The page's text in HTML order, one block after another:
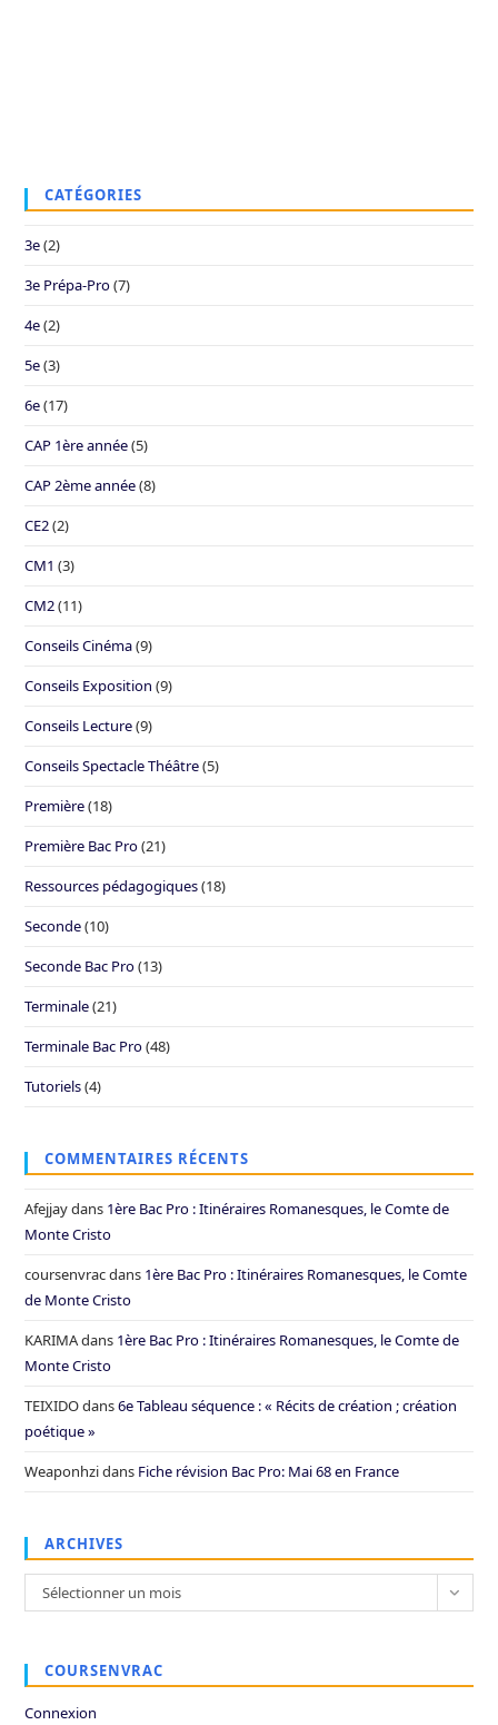
CATÉGORIES
3e(2)
3e Prépa-Pro(7)
4e(2)
5e(3)
6e(17)
CAP 1ère année(5)
CAP 2ème année(8)
CE2(2)
CM1 (3)
CM2(11)
Conseils Cinéma(9)
Conseils Exposition (9)
Conseils Lecture(9)
Conseils Spectacle Théâtre(5)
Première(18)
Première Bac Pro(21)
Ressources pédagogiques(18)
Seconde(10)
Seconde Bac Pro(13)
Terminale(21)
Terminale Bac Pro(48)
Tutoriels(4)
COMMENTAIRES RÉCENTS
Afejjaydans 1ère Bac Pro : Itinéraires Romanesques, le Comte de
Monte Cristo
coursenvracdans 1ère Bac Pro : Itinéraires Romanesques, le Comte
de Monte Cristo
KARIMAdans 1ère Bac Pro : Itinéraires Romanesques, le Comte de
Monte Cristo
TEIXIDOdans6e Tableau séquence : « Récits de création ; création
poétique »
Weaponhzidans Fiche révision Bac Pro: Mai 68 en France
ARCHIVES
Archives
Sélectionner un mois
COURSENVRAC
Connexion